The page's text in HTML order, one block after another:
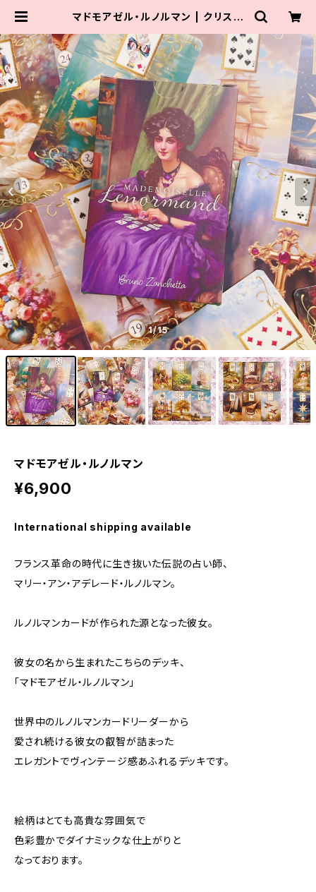
マドモアゼル・ルノルマン | クリスタ
1/15
マドモアゼル・ルノルマン
¥6,900
International shipping available
フランス革命の時代に生き抜いた伝説の占い師、
マリー・アン・アデレード・ルノルマン。
ルノルマンカードが作られた源となった彼女。
彼女の名から生まれたこちらのデッキ、
「マドモアゼル・ルノルマン」
世界中のルノルマンカードリーダーから
愛され続ける彼女の叡智が詰まった
エレガントでヴィンテージ感あふれるデッキです。
絵柄はとても高貴な雰囲気で
色彩豊かでダイナミックな仕上がりと
なっております。